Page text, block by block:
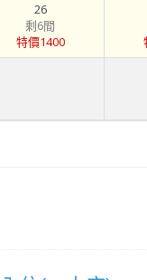
26
剩6間
特價1400